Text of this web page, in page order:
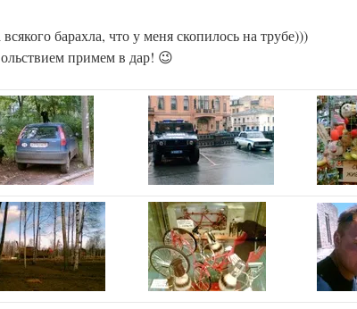
барахла, что у меня скопилось на трубе)))
примем в дар! 😉